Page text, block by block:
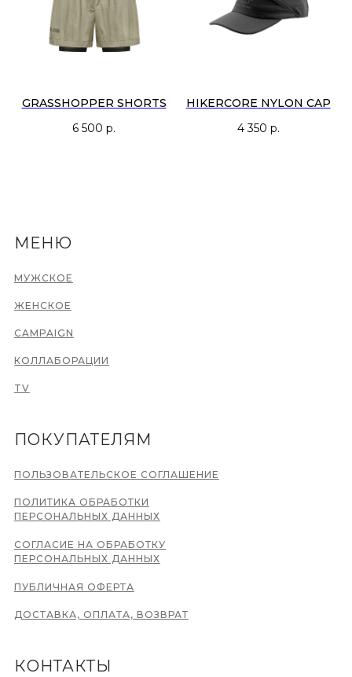
GRASSHOPPER SHORTS
6 500 р.
HIKERCORE NYLON CAP
4 350 р.
МУЖСКОЕ
ЖЕНСКОЕ
CAMPAIGN
КОЛЛАБОРАЦИИ
ПУБЛИЧНАЯ ОФЕРТА
СОГЛАСИЕ НА ОБРАБОТКУ
ПЕРСОНАЛЬНЫХ ДАННЫХ
ПОЛИТИКА ОБРАБОТКИ
ПЕРСОНАЛЬНЫХ ДАННЫХ
ПОЛЬЗОВАТЕЛЬСКОЕ СОГЛАШЕНИЕ
ДОСТАВКА, ОПЛАТА, ВОЗВРАТ
МЕНЮ
ПОКУПАТЕЛЯМ
КОНТАКТЫ
TV